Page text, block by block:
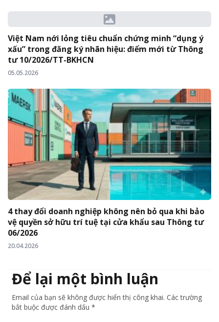
Việt Nam nới lỏng tiêu chuẩn chứng minh “dụng ý
xấu” trong đăng ký nhãn hiệu: điểm mới từ Thông
tư 10/2026/TT-BKHCN
05.05.2026
4 thay đổi doanh nghiệp không nên bỏ qua khi bảo
vệ quyền sở hữu trí tuệ tại cửa khẩu sau Thông tư
06/2026
20.04.2026
Để lại một bình luận
Email của bạn sẽ không được hiển thị công khai. Các trường
bắt buộc được đánh dấu *